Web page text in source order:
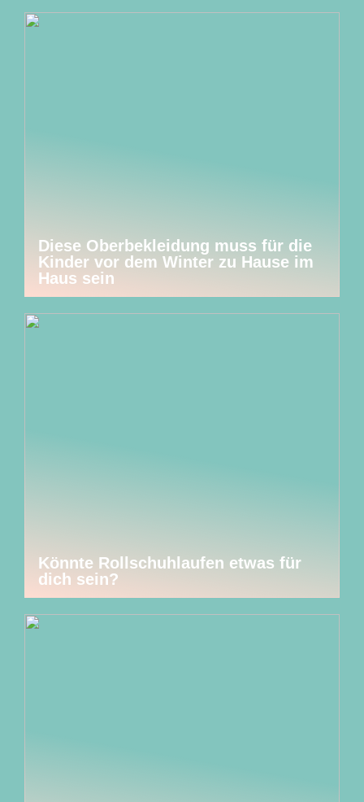
Diese Oberbekleidung muss für die
Kinder vor dem Winter zu Hause im
Haus sein
Könnte Rollschuhlaufen etwas für
dich sein?